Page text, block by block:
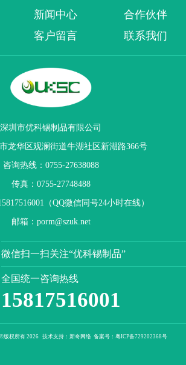
新闻中心
合作伙伴
客户留言 联系我们
深圳市优科锡制品有限公司
龙华区观澜街道牛湖社区新湖路366号
咨询热线：0755-27638088
传真：0755-27748488
（QQ微信同号24小时在线）
邮箱：porm@szuk.net
微信扫一扫关注“优科锡制品”
全国统一咨询热线
15817516001
版权所有 2026 技术支持： 新奇网络 备案号： 粤ICP备729202368号